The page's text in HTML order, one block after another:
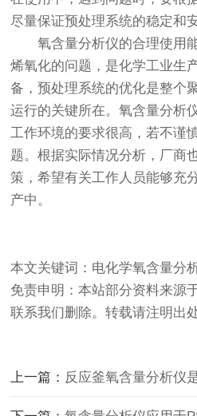
尽量保证预处理系统的稳定和
氧含量分析仪的合理使用
烯氧化的问题，是化学工业生
备，预处理系统的优化是整个
运行的关键所在。氧含量分析
工作环境的要求很高，若不谨
题。根据实际情况分析，厂商
策，希望有关工作人员能够充
产中。
本文关键词：电化学氧含量分
免责申明：本站部分资料来源
联系我们删除。转载请注明出
上一篇： 反应釜氧含量分析仪是